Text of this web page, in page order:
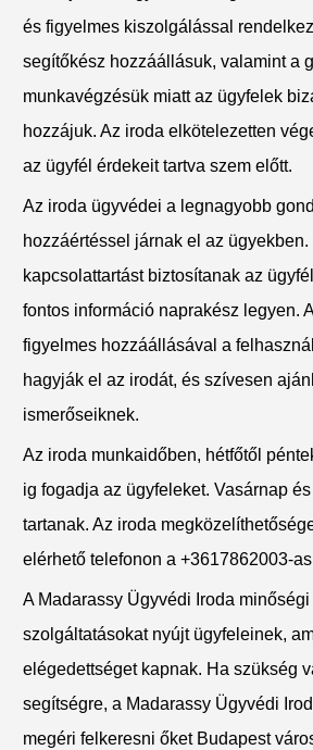
és figyelmes kiszolgálással
segítőkész hozzáállásuk, valamint a
munkavégzésük miatt az ügyfelek
hozzájuk. Az iroda elkötelezetten
az ügyfél érdekeit tartva szem előtt.
Az iroda ügyvédei a legnagyobb
hozzáértéssel járnak el az
kapcsolattartást biztosítanak az
fontos információ naprakész legyen.
figyelmes hozzáállásával a
hagyják el az irodát, és szívesen
ismerőseiknek.
Az iroda munkaidőben, hétfőtől
ig fogadja az ügyfeleket. Vasárnap
tartanak. Az iroda
elérhető telefonon a +3617862003-
A Madarassy Ügyvédi Iroda
szolgáltatásokat nyújt ügyfeleinek,
elégedettséget kapnak. Ha szükség
segítségre, a Madarassy Ügyvédi
megéri felkeresni őket Budapest